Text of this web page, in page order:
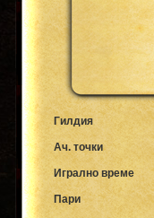
Гилдия
Ач. точки
Игрално време
Пари